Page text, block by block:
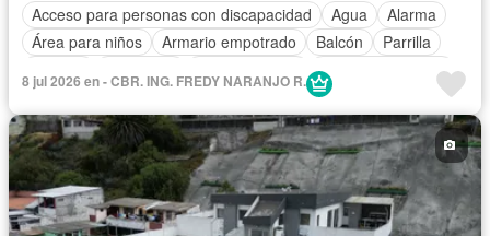
Acceso para personas con discapacidad
Agua
Alarma
Área para niños
Armario empotrado Balcón
Parrilla
Cuarto de servicio
Electricidad
Gas natural
Garita de guardianía
Internet Jacuzzi Jardín
Patio
Conserje
Seguridad Terraza
Vista panorámica
Sin amoblar
8 jul 2026 en - CBR. ING. FREDY NARANJO R.